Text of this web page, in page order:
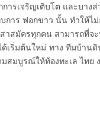
ารเจริญเติบโต และบา
การ ฟอกขาว นั้น ทำให้
าสมัครทุกคน สามารถ
เริ่มต้นใหม่ ทาง ทีมบ้าน
สมบูรณ์ให้ท้องทะเล ไ